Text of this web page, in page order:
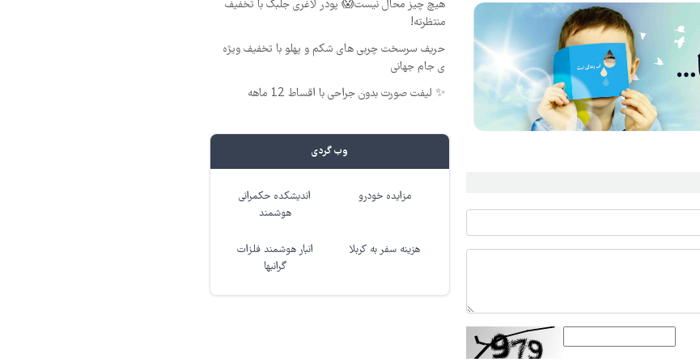
هیچ چیز محال نیست😱 پودر لاغری جلبک با تخفیف
منتظرته!
حریف سرسخت چربی های شکم و پهلو با تخفیف ویژه
ی جام جهانی
✨ لیفت صورت بدون جراحی با اقساط 12 ماهه
وب گردی
مزایده خودرو
اندیشکده حکمرانی
هوشمند
هزینه سفر به کربلا
انبار هوشمند فلزات
گرانبها